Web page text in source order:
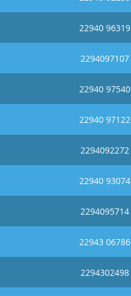
22940 96319
2294097107
22940 97540
22940 97122
2294092272
22940 93074
2294095714
22943 06786
2294302498